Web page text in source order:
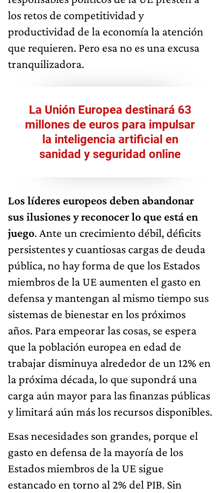
los retos de competitividad y
productividad de la economía la atención
que requieren. Pero esa no es una excusa
tranquilizadora.
La Unión Europea destinará 63
millones de euros para impulsar
la inteligencia artificial en
sanidad y seguridad online
Los líderes europeos deben abandonar
sus ilusiones y reconocer lo que está en
juego. Ante un crecimiento débil, déficits
persistentes y cuantiosas cargas de deuda
pública, no hay forma de que los Estados
miembros de la UE aumenten el gasto en
defensa y mantengan al mismo tiempo sus
sistemas de bienestar en los próximos
años. Para empeorar las cosas, se espera
que la población europea en edad de
trabajar disminuya alrededor de un 12% en
la próxima década, lo que supondrá una
carga aún mayor para las finanzas públicas
y limitará aún más los recursos disponibles.
Esas necesidades son grandes, porque el
gasto en defensa de la mayoría de los
Estados miembros de la UE sigue
estancado en torno al 2% del PIB. Sin